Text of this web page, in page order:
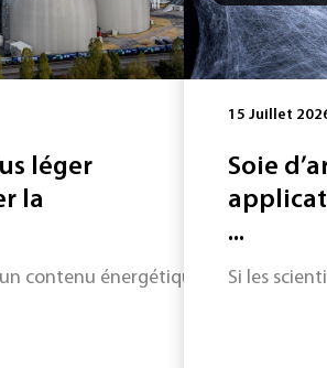
des principales voies de
léger
la
un contenu énergétique élevé
15 Juillet
Soie
...
Si les